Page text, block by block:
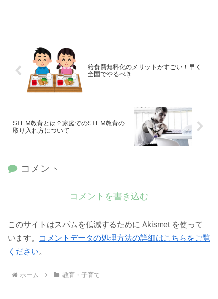
給食費無料化のメリットがすごい！早く
全国でやるべき
STEM教育とは？家庭でのSTEM教育の
取り入れ方について
コメント
コメントを書き込む
このサイトはスパムを低減するために Akismet を使って
います。
コメントデータの処理方法の詳細はこちらをご覧
ください。
ホーム 教育・子育て